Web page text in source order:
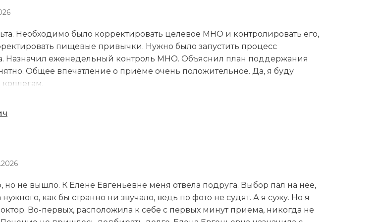
или нет, но Вера Александровна такая классная, на любой твой вопрос
по ней видно, что она переживает за каждого своего пациента
бывает. Приём длился 40 минут.
Необходимо было корректировать целевое МНО и контролировать его,
пищевые привычки. Нужно было запустить процесс
Назначил еженедельный контроль МНО. Объяснил план поддержания
Общее впечатление о приёме очень положительное. Да, я буду
знает хорошо кардиологию и неврологию. Доктор очень
но не вышло. К Елене Евгеньевне меня отвела подруга. Выбор пал на нее,
как бы странно ни звучало, ведь по фото не судят. А я сужу. Но я
Во-первых, расположила к себе с первых минут приема, никогда не